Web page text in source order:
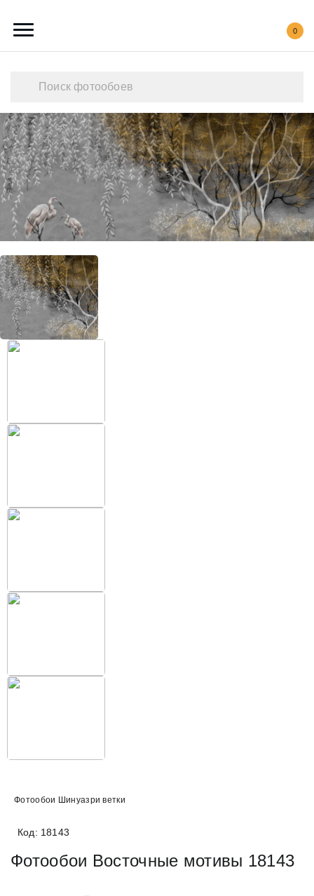
0
Каталог обоев
Наши работы
Создать свои фотообои
Акции
О нас
Контакты
+38 (097) 151 87 57
Фотообои Шинуазри ветки
Код: 18143
Фотообои Восточные мотивы 18143